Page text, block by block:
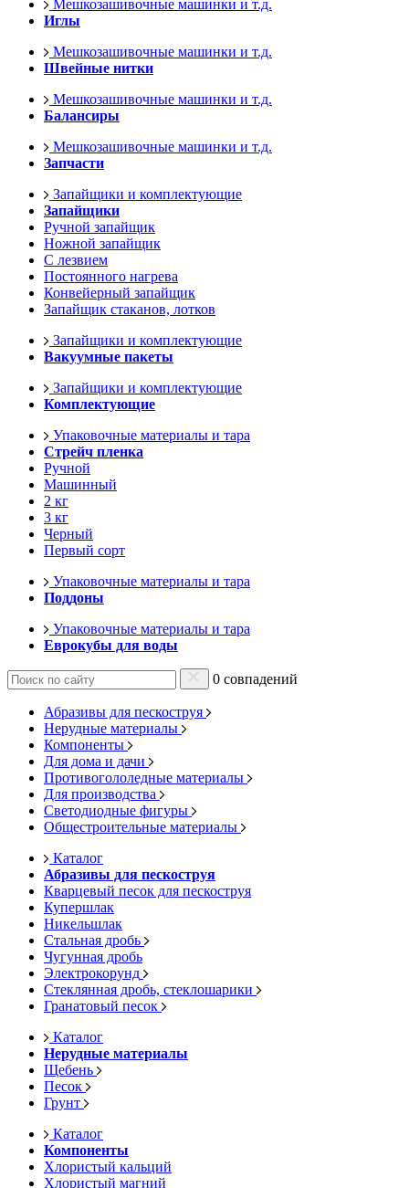
Мешкозашивочные машинки и т.д.
Иглы
Мешкозашивочные машинки и т.д.
Швейные нитки
Мешкозашивочные машинки и т.д.
Балансиры
Мешкозашивочные машинки и т.д.
Запчасти
Запайщики и комплектующие
Запайщики
Ручной запайщик
Ножной запайщик
С лезвием
Постоянного нагрева
Конвейерный запайщик
Запайщик стаканов, лотков
Запайщики и комплектующие
Вакуумные пакеты
Запайщики и комплектующие
Комплектующие
Упаковочные материалы и тара
Стрейч пленка
Ручной
Машинный
2 кг
3 кг
Черный
Первый сорт
Упаковочные материалы и тара
Поддоны
Упаковочные материалы и тара
Еврокубы для воды
0 совпадений
Абразивы для пескоструя
Нерудные материалы
Компоненты
Для дома и дачи
Противогололедные материалы
Для производства
Светодиодные фигуры
Общестроительные материалы
Каталог
Абразивы для пескоструя
Кварцевый песок для пескоструя
Купершлак
Никельшлак
Стальная дробь
Чугунная дробь
Электрокорунд
Стеклянная дробь, стеклошарики
Гранатовый песок
Каталог
Нерудные материалы
Щебень
Песок
Грунт
Каталог
Компоненты
Хлористый кальций
Хлористый магний